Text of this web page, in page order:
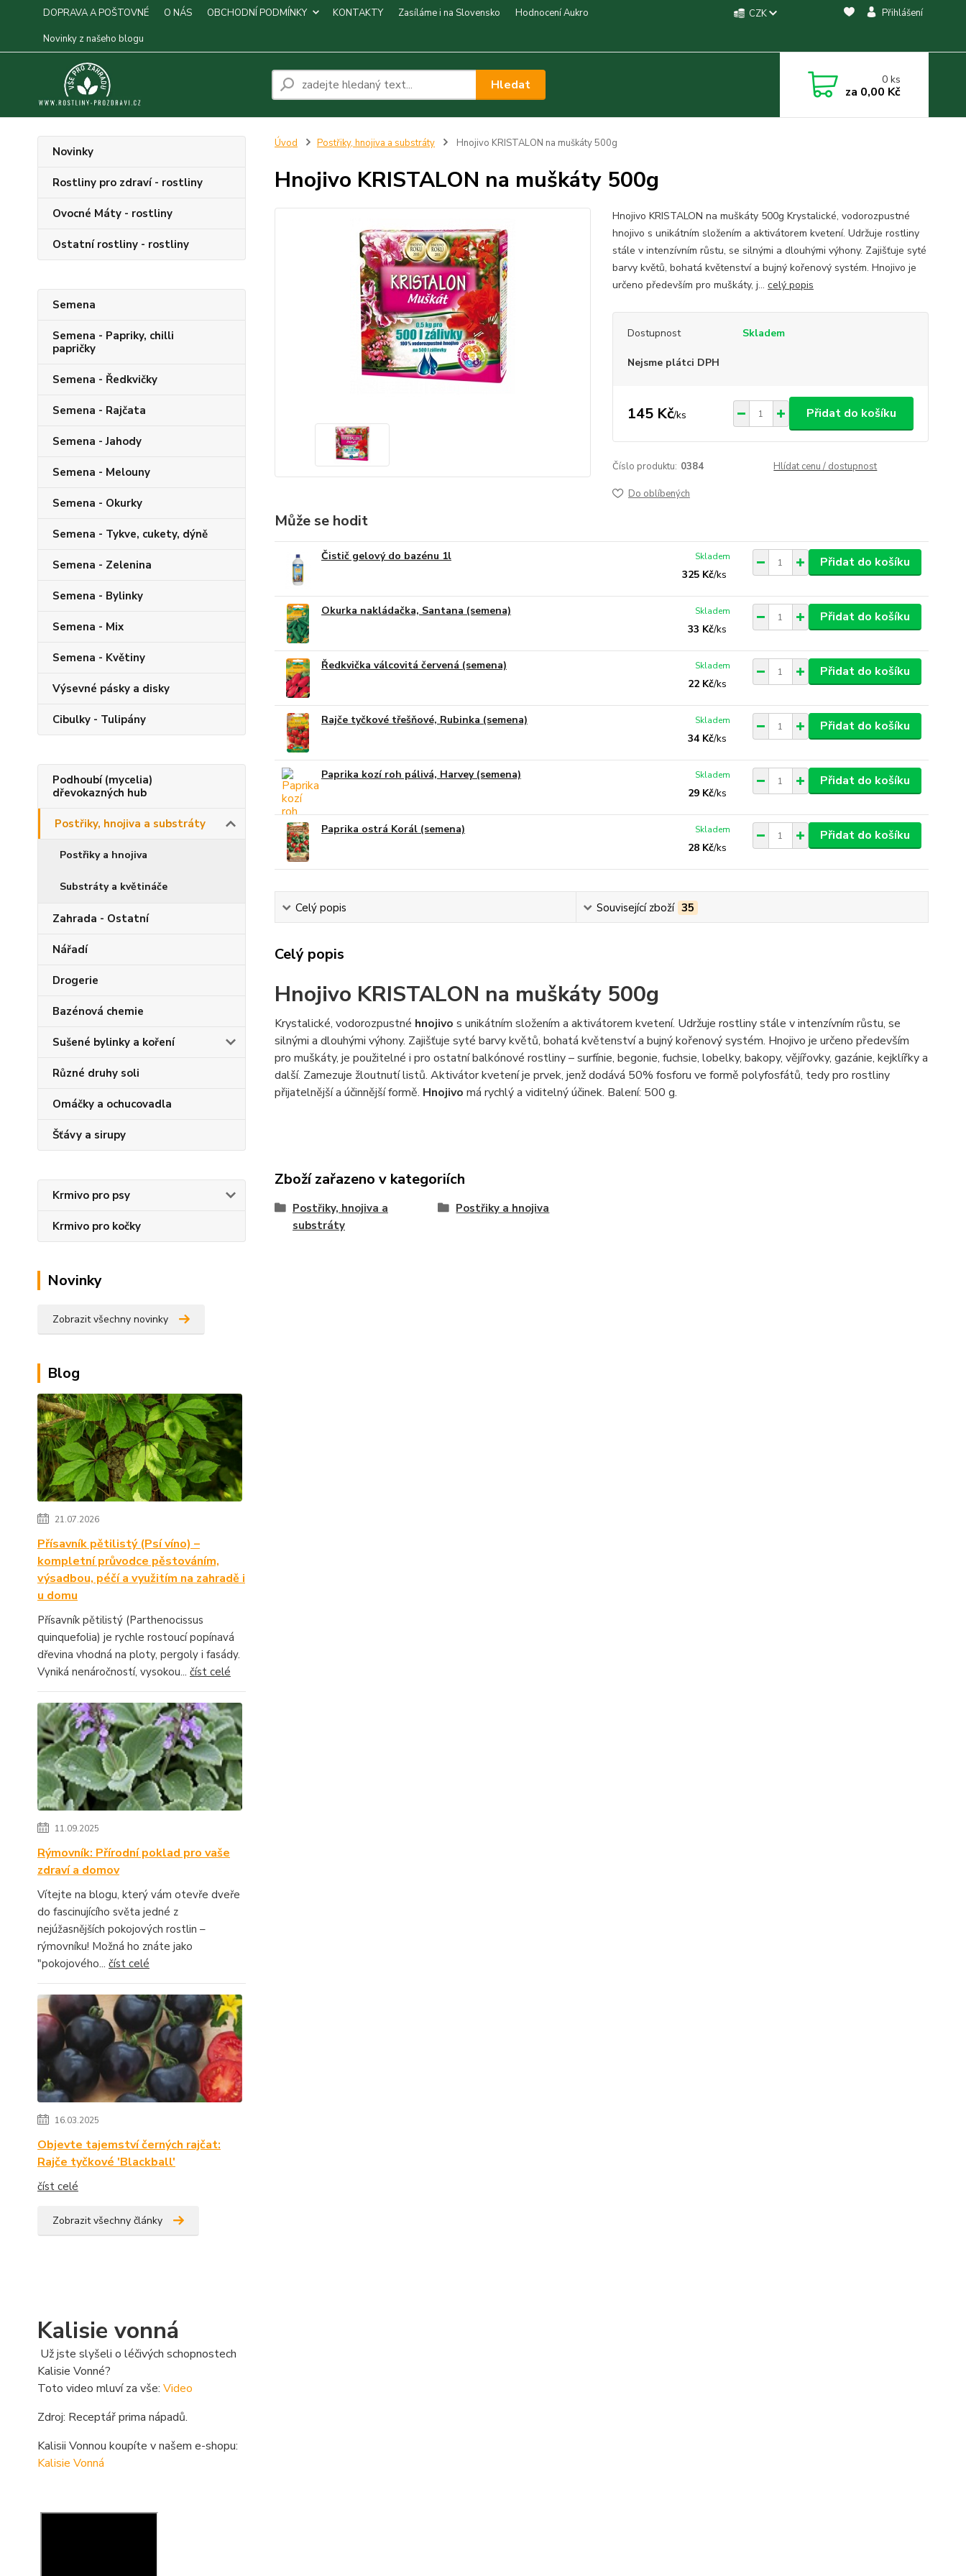
DOPRAVA A POŠTOVNÉ O NÁS OBCHODNÍ PODMÍNKY KONTAKTY Zasíláme i na Slovensko
Hodnocení Aukro
Novinky z našeho blogu
CZK Přihlášení
Hledat 0ks
za 0,00 Kč
Novinky
Rostliny pro zdraví - rostliny
Ovocné Máty - rostliny
Ostatní rostliny - rostliny
Semena
Semena - Papriky, chilli
papričky
Semena - Ředkvičky
Semena - Rajčata
Semena - Jahody
Semena - Melouny
Semena - Okurky
Semena - Tykve, cukety, dýně
Semena - Zelenina
Semena - Bylinky
Semena - Mix
Semena - Květiny
Výsevné pásky a disky
Cibulky - Tulipány
Podhoubí (mycelia)
dřevokazných hub
Postřiky, hnojiva a substráty
Postřiky a hnojiva
Substráty a květináče
Zahrada - Ostatní
Nářadí
Drogerie
Bazénová chemie
Sušené bylinky a koření
Různé druhy soli
Omáčky a ochucovadla
Šťávy a sirupy
Krmivo pro psy
Krmivo pro kočky
Novinky
Zobrazit všechny novinky
Blog
21.07.2026
Přísavník pětilistý (Psí víno) –
kompletní průvodce pěstováním,
výsadbou, péčí a využitím na zahradě i
u domu
Přísavník pětilistý (Parthenocissus
quinquefolia) je rychle rostoucí popínavá
dřevina vhodná na ploty, pergoly i fasády.
Vyniká nenáročností, vysokou... číst celé
11.09.2025
Rýmovník: Přírodní poklad pro vaše
zdraví a domov
Vítejte na blogu, který vám otevře dveře
do fascinujícího světa jedné z
nejúžasnějších pokojových rostlin –
rýmovníku! Možná ho znáte jako
"pokojového... číst celé
16.03.2025
Objevte tajemství černých rajčat:
Rajče tyčkové 'Blackball'
číst celé
Zobrazit všechny články
Kalisie vonná
Už jste slyšeli o léčivých schopnostech
Kalisie Vonné?
Toto video mluví za vše: Video
Zdroj: Receptář prima nápadů.
Kalisii Vonnou koupíte v našem e-shopu:
Kalisie Vonná
Úvod Postřiky, hnojiva a substráty Hnojivo KRISTALON na muškáty 500g
Hnojivo KRISTALON na muškáty 500g
Hnojivo KRISTALON na muškáty 500g Krystalické, vodorozpustné
hnojivo s unikátním složením a aktivátorem kvetení. Udržuje rostliny
stále v intenzívním růstu, se silnými a dlouhými výhony. Zajišťuje syté
barvy květů, bohatá květenství a bujný kořenový systém. Hnojivo je
určeno především pro muškáty, j... celý popis
Dostupnost Skladem
Nejsme plátci DPH
145 Kč/ks Přidat do košíku
Číslo produktu: 0384 Hlídat cenu / dostupnost
Do oblíbených
Může se hodit
Čistič gelový do bazénu 1l
325 Kč/ks
Skladem Přidat do košíku
Okurka nakládačka, Santana (semena)
33 Kč/ks
Skladem Přidat do košíku
Ředkvička válcovitá červená (semena)
22 Kč/ks
Skladem Přidat do košíku
Rajče tyčkové třešňové, Rubinka (semena)
34 Kč/ks
Skladem Přidat do košíku
Paprika kozí roh pálivá, Harvey (semena)
29 Kč/ks
Skladem Přidat do košíku
Paprika ostrá Korál (semena)
28 Kč/ks
Skladem Přidat do košíku
Celý popis Související zboží 35
Celý popis
Hnojivo KRISTALON na muškáty 500g
Krystalické, vodorozpustné hnojivo s unikátním složením a aktivátorem kvetení. Udržuje rostliny stále v intenzívním růstu, se
silnými a dlouhými výhony. Zajišťuje syté barvy květů, bohatá květenství a bujný kořenový systém. Hnojivo je určeno především
pro muškáty, je použitelné i pro ostatní balkónové rostliny – surfínie, begonie, fuchsie, lobelky, bakopy, vějířovky, gazánie, kejklířky a
další. Zamezuje žloutnutí listů. Aktivátor kvetení je prvek, jenž dodává 50% fosforu ve formě polyfosfátů, tedy pro rostliny
přijatelnější a účinnější formě. Hnojivo má rychlý a viditelný účinek. Balení: 500 g.
Zboží zařazeno v kategoriích
Postřiky, hnojiva a
substráty
Postřiky a hnojiva